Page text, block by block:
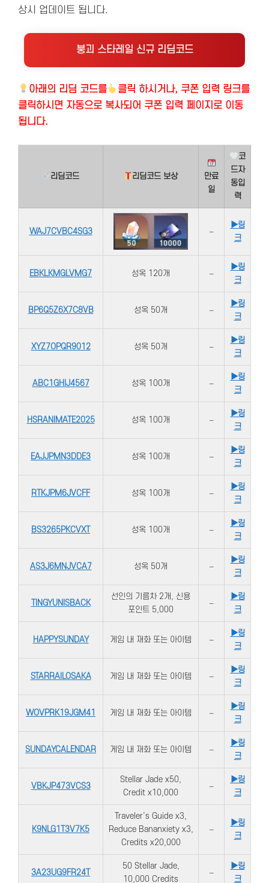
상시 업데이트 됩니다.
붕괴 스타레일 신규 리딤코드
아래의 리딤 코드를
클릭 하시거나, 쿠폰 입력 링크를
클릭하시면 자동으로 복사되어 쿠폰 입력 페이지로 이동
됩니다.
리딤코드 리딤코드 보상
만료
일
코
드자
동입
력
WAJ7CVBC4SG3 –
▶링
크
EBKLKMGLVMG7 성옥 120개 –
▶링
크
BP6Q5Z6X7C8VB 성옥 50개 –
▶링
크
XYZ7OPQR9012 성옥 50개 –
▶링
크
ABC1GHIJ4567 성옥 100개 –
▶링
크
HSRANIMATE2025 성옥 100개 –
▶링
크
EAJJPMN3DDE3 성옥 100개 –
▶링
크
RTKJPM6JVCFF 성옥 100개 –
▶링
크
BS3265PKCVXT 성옥 100개 –
▶링
크
AS3J6MNJVCA7 성옥 50개 –
▶링
크
TINGYUNISBACK
선인의 기름차 2개, 신용
포인트 5,000
–
▶링
크
HAPPYSUNDAY 게임 내 재화 또는 아이템 –
▶링
크
STARRAILOSAKA 게임 내 재화 또는 아이템 –
▶링
크
WOVPRK19JGM41 게임 내 재화 또는 아이템 –
▶링
크
SUNDAYCALENDAR 게임 내 재화 또는 아이템 –
▶링
크
VBKJP473VCS3
Stellar Jade x50,
Credit x10,000
–
▶링
크
K9NLG1T3V7K5
Traveler’s Guide x3,
Reduce Bananxiety x3,
Credits x20,000
–
▶링
크
3A23UG9FR24T
50 Stellar Jade,
10,000 Credits
–
▶링
크